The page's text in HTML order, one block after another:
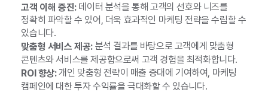
고객 이해 증진:데이터 분석을 통해 고객의 선호와 니즈를
정확히 파악할 수 있어, 더욱 효과적인 마케팅 전략을 수립할 수
있습니다.
맞춤형 서비스 제공:분석 결과를 바탕으로 고객에게 맞춤형
콘텐츠와 서비스를 제공함으로써 고객 경험을 최적화합니다.
ROI 향상:개인 맞춤형 전략이 매출 증대에 기여하여, 마케팅
캠페인에 대한 투자 수익률을 극대화할 수 있습니다.